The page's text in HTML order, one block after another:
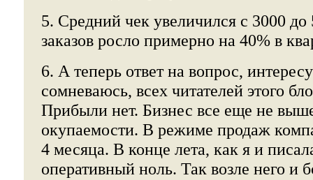
5. Средний чек увеличился с 3000 до
заказов росло примерно на 40% в
6. А теперь ответ на вопрос,
сомневаюсь, всех читателей этого
Прибыли нет. Бизнес все еще не
окупаемости. В режиме продаж
4 месяца. В конце лета, как я и
оперативный ноль. Так возле него и